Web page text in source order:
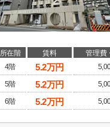
所在階 賃料 管理費
4階
5.2万円
5階
5.2万円
6階
5.2万円